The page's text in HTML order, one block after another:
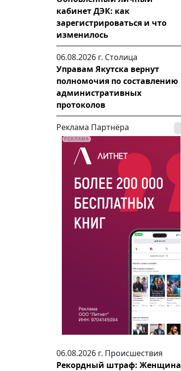
кабинет ДЭК: как
зарегистрироваться и что
изменилось
06.08.2026 г. Столица
Управам Якутска вернут
полномочия по составлению
административных
протоколов
Реклама Партнёра
06.08.2026 г. Происшествия
Рекордный штраф: Женщина